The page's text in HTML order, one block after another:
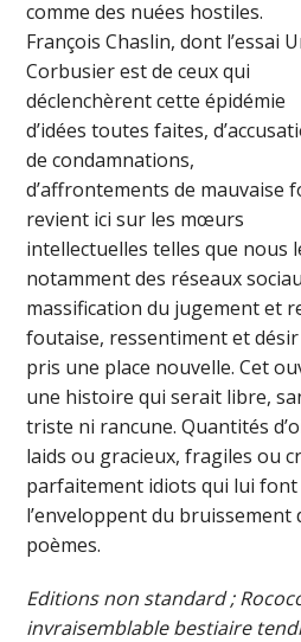
comme des nuées hostiles.
François Chaslin, dont l’essai
Corbusier est de ceux qui
déclenchèrent cette épidémie
d’idées toutes faites,
de condamnations,
d’affrontements de mauvaise
revient ici sur les mœurs
intellectuelles telles que nous
notamment des réseaux
massification du jugement et
foutaise, ressentiment et
pris une place nouvelle. Cet
une histoire qui serait libre,
triste ni rancune. Quantités
laids ou gracieux, fragiles ou
parfaitement idiots qui lui
l’enveloppent du bruissement
poèmes.
Editions non standard ;
invraisemblable bestiaire